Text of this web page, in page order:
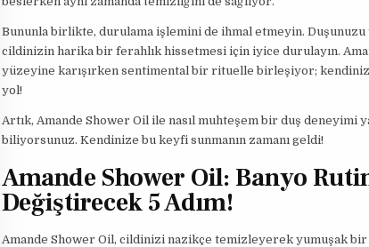
Bununla birlikte, durulama işlemini de ihmal etmeyin. Duşunuzu
cildinizin harika bir ferahlık hissetmesi için iyice durulayın.
yüzeyine karışırken sentimental bir rituelle birleşiyor;
yol!
Artık, Amande Shower Oil ile nasıl muhteşem bir duş deneyimi
biliyorsunuz. Kendinize bu keyfi sunmanın zamanı geldi!
Amande Shower Oil: Banyo
Değiştirecek 5 Adım!
Amande Shower Oil, cildinizi nazikçe temizleyerek yumuşak bir